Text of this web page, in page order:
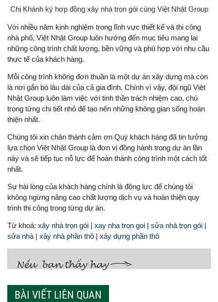
Chị Khánh ký hợp đồng xây nhà trọn gói cùng Việt Nhật Group
Với nhiều năm kinh nghiệm trong lĩnh vực thiết kế và thi công
nhà phố, Việt Nhật Group luôn hướng đến mục tiêu mang lại
những công trình chất lượng, bền vững và phù hợp với nhu cầu
thực tế của khách hàng.
Mỗi công trình không đơn thuần là một dự án xây dựng mà còn
là nơi gắn bó lâu dài của cả gia đình. Chính vì vậy, đội ngũ Việt
Nhật Group luôn làm việc với tinh thần trách nhiệm cao, chú
trọng từng chi tiết nhỏ để tạo nên những không gian sống hoàn
thiện nhất.
Chúng tôi xin chân thành cảm ơn Quý khách hàng đã tin tưởng
lựa chọn Việt Nhật Group là đơn vị đồng hành trong dự án lần
này và sẽ tiếp tục nỗ lực để hoàn thành công trình một cách tốt
nhất.
Sự hài lòng của khách hàng chính là động lực để chúng tôi
không ngừng nâng cao chất lượng dịch vụ và hoàn thiện quy
trình thi công trong từng dự án.
Từ khoá: xây nhà trọn gói | xay nha tron goi | sửa nhà trọn gói |
sửa nhà | xây nhà phần thô | xây dựng phần thô
BÀI VIẾT LIÊN QUAN